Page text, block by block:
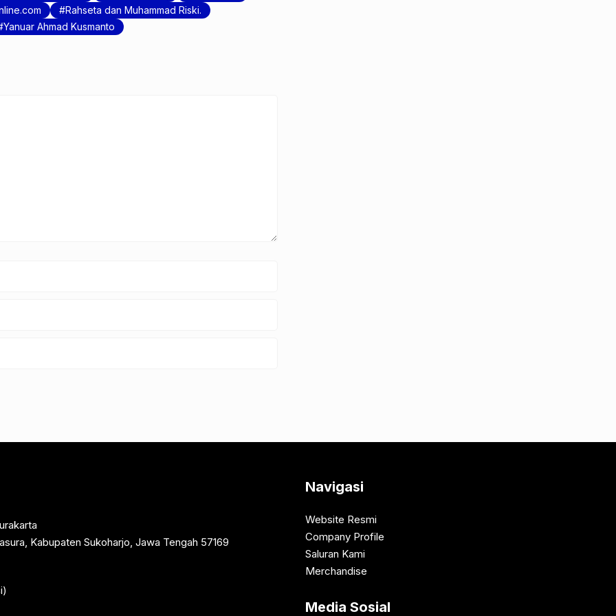
Rahseta dan Muhammad Riski.
Yanuar Ahmad Kusmanto
Kabupaten Sukoharjo, Jawa Tengah 57169
Navigasi
Website Resmi
Company Profile
Saluran Kami
Merchandise
Media Sosial